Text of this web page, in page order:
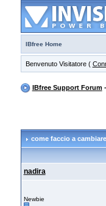
IBfree Home
Benvenuto Visitatore (
IBfree Support Forum-
come faccio a
nadira
Newbie